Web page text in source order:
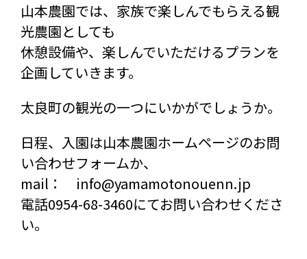
山本農園では、家族で楽しんでもらえる観
光農園としても
休憩設備や、楽しんでいただけるプランを
企画していきます。
太良町の観光の一つにいかがでしょうか。
日程、入園は山本農園ホームページのお問
い合わせフォームか、
mail： info@yamamotonouenn.jp
電話0954-68-3460にてお問い合わせくださ
い。